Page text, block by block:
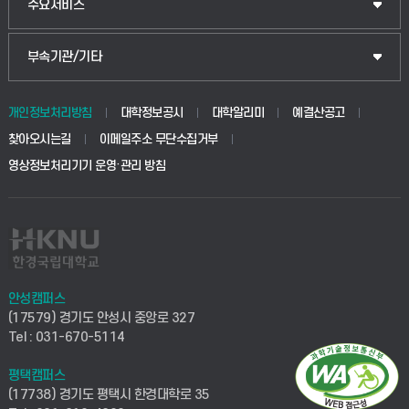
주요서비스
부속기관/기타
개인정보처리방침 대학정보공시 대학알리미
예결산공고
찾아오시는길
이메일주소 무단수집거부
영상정보처리기기 운영·관리 방침
안성캠퍼스
(17579) 경기도 안성시 중앙로 327
Tel : 031-670-5114
평택캠퍼스
(17738) 경기도 평택시 한경대학로 35